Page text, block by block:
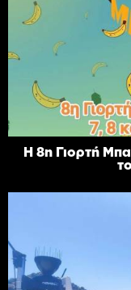
Η 8η Γιορτή